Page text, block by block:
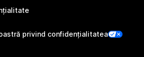
privind confidențialitatea